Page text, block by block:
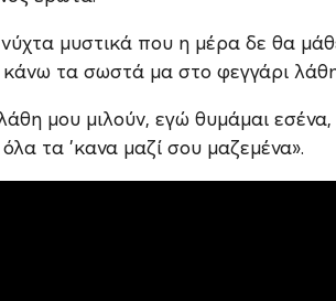
μυστικά που η μέρα δε θα
κάνω τα σωστά μα στο φεγγάρι
μου μιλούν, εγώ θυμάμαι εσένα,
τα ’κανα μαζί σου μαζεμένα».